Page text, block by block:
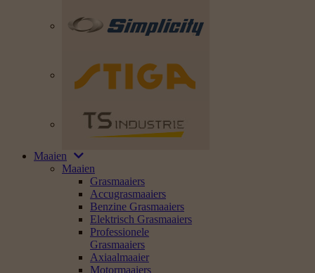
Maaien
Maaien
Grasmaaiers
Accugrasmaaiers
Benzine Grasmaaiers
Elektrisch Grasmaaiers
Professionele
Grasmaaiers
Axiaalmaaier
Motormaaiers